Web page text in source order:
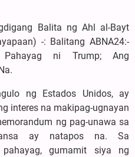
Balita ng Ahl al-Bayt
-: Balitang ABNA24:-
Pahayag ni Trump; Ang
ng Estados Unidos, ay
interes na makipag-ugnayan
ng pag-unawa sa
ay natapos na. Sa
gumamit siya ng